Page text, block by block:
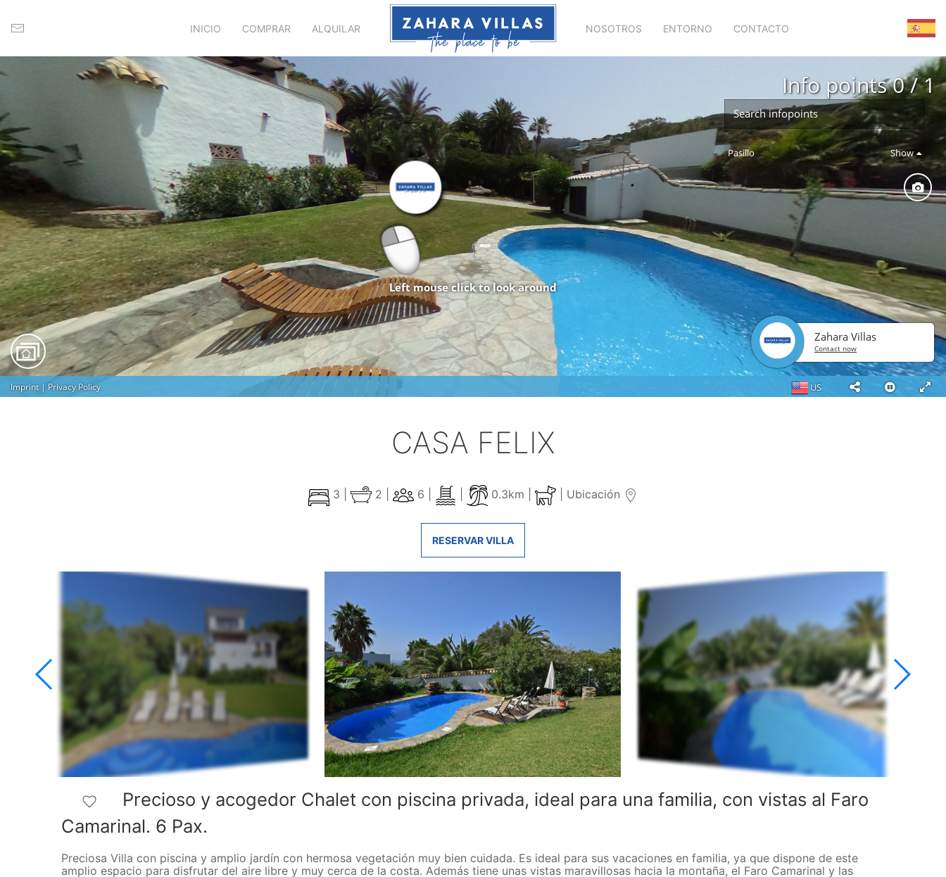
INICIO COMPRAR ALQUILAR NOSOTROS ENTORNO CONTACTO
CASA FELIX
3 | 2 | 6 | 0.3km | Ubicación
RESERVAR VILLA
Precioso y acogedor Chalet con piscina privada, ideal para una familia, con vistas al Faro
Camarinal. 6 Pax.
Preciosa Villa con piscina y amplio jardín con hermosa vegetación muy bien cuidada. Es ideal para sus vacaciones en familia, ya que dispone de este
amplio espacio para disfrutar del aire libre y muy cerca de la costa. Además tiene unas vistas maravillosas hacia la montaña, el Faro Camarinal y las